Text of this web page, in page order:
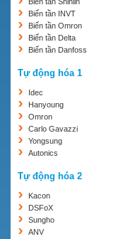
Biến tần Shihlin
Biến tần INVT
Biến tần Omron
Biến tần Delta
Biến tần Danfoss
Tự động hóa 1
Idec
Hanyoung
Omron
Carlo Gavazzi
Yongsung
Autonics
Tự động hóa 2
Kacon
DSFoX
Sungho
ANV